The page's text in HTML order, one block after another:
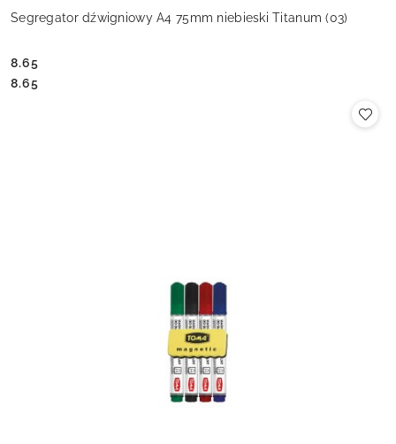
Segregator dźwigniowy A4 75mm niebieski Titanum (03)
Cena:
8.65
Cena:
8.65